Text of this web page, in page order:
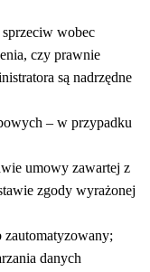
sprzeciw wobec
czy prawnie
są nadrzędne
– w przypadku
umowy zawartej z
zgody wyrażonej
zautomatyzowany;
danych